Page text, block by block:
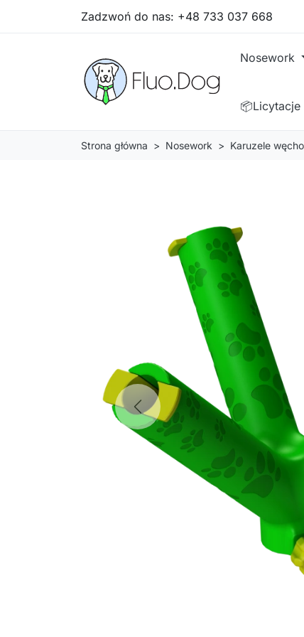
Zadzwoń do nas: +48 733 037 668
Nosework
📦Licytacje
Strona główna Nosework Karuzele
Previous